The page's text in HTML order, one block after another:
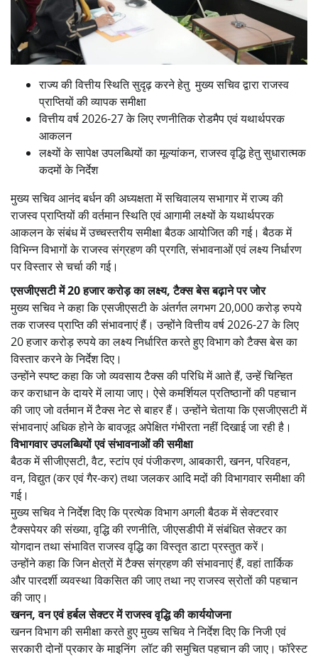
राज्य की वित्तीय स्थिति सुदृढ़ करने हेतु मुख्य सचिव द्वारा राजस्व
प्राप्तियों की व्यापक समीक्षा
वित्तीय वर्ष 2026-27 के लिए रणनीतिक रोडमैप एवं यथार्थपरक
आकलन
लक्ष्यों के सापेक्ष उपलब्धियों का मूल्यांकन, राजस्व वृद्धि हेतु सुधारात्मक
कदमों के निर्देश
मुख्य सचिव आनंद बर्धन की अध्यक्षता में सचिवालय सभागार में राज्य की
राजस्व प्राप्तियों की वर्तमान स्थिति एवं आगामी लक्ष्यों के यथार्थपरक
आकलन के संबंध में उच्चस्तरीय समीक्षा बैठक आयोजित की गई। बैठक में
विभिन्न विभागों के राजस्व संग्रहण की प्रगति, संभावनाओं एवं लक्ष्य निर्धारण
पर विस्तार से चर्चा की गई।
एसजीएसटी में 20 हजार करोड़ का लक्ष्य, टैक्स बेस बढ़ाने पर जोर
मुख्य सचिव ने कहा कि एसजीएसटी के अंतर्गत लगभग 20,000 करोड़ रुपये
तक राजस्व प्राप्ति की संभावनाएं हैं। उन्होंने वित्तीय वर्ष 2026-27 के लिए
20 हजार करोड़ रुपये का लक्ष्य निर्धारित करते हुए विभाग को टैक्स बेस का
विस्तार करने के निर्देश दिए।
उन्होंने स्पष्ट कहा कि जो व्यवसाय टैक्स की परिधि में आते हैं, उन्हें चिन्हित
कर कराधान के दायरे में लाया जाए। ऐसे कमर्शियल प्रतिष्ठानों की पहचान
की जाए जो वर्तमान में टैक्स नेट से बाहर हैं। उन्होंने चेताया कि एसजीएसटी में
संभावनाएं अधिक होने के बावजूद अपेक्षित गंभीरता नहीं दिखाई जा रही है।
विभागवार उपलब्धियों एवं संभावनाओं की समीक्षा
बैठक में सीजीएसटी, वैट, स्टांप एवं पंजीकरण, आबकारी, खनन, परिवहन,
वन, विद्युत (कर एवं गैर-कर) तथा जलकर आदि मदों की विभागवार समीक्षा की
गई।
मुख्य सचिव ने निर्देश दिए कि प्रत्येक विभाग अगली बैठक में सेक्टरवार
टैक्सपेयर की संख्या, वृद्धि की रणनीति, जीएसडीपी में संबंधित सेक्टर का
योगदान तथा संभावित राजस्व वृद्धि का विस्तृत डाटा प्रस्तुत करें।
उन्होंने कहा कि जिन क्षेत्रों में टैक्स संग्रहण की संभावनाएं हैं, वहां तार्किक
और पारदर्शी व्यवस्था विकसित की जाए तथा नए राजस्व स्रोतों की पहचान
की जाए।
खनन, वन एवं हर्बल सेक्टर में राजस्व वृद्धि की कार्ययोजना
खनन विभाग की समीक्षा करते हुए मुख्य सचिव ने निर्देश दिए कि निजी एवं
सरकारी दोनों प्रकार के माइनिंग लॉट की समुचित पहचान की जाए। फॉरेस्ट